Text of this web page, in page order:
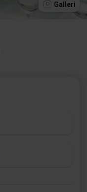
Galleri